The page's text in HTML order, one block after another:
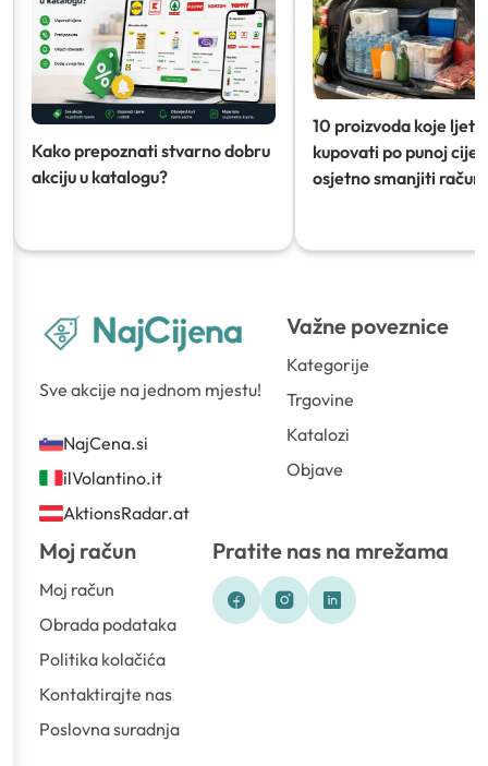
Kako prepoznati stvarno dobru
akciju u katalogu?
10 proizvoda koje ljeti
kupovati po punoj
osjetno smanjiti račun)
Sve akcije na jednom mjestu!
NajCena.si
ilVolantino.it
AktionsRadar.at
Važne poveznice
Kategorije
Trgovine
Katalozi
Objave
Moj račun
Moj račun
Obrada podataka
Politika kolačića
Kontaktirajte nas
Poslovna suradnja
Pratite nas na mrežama